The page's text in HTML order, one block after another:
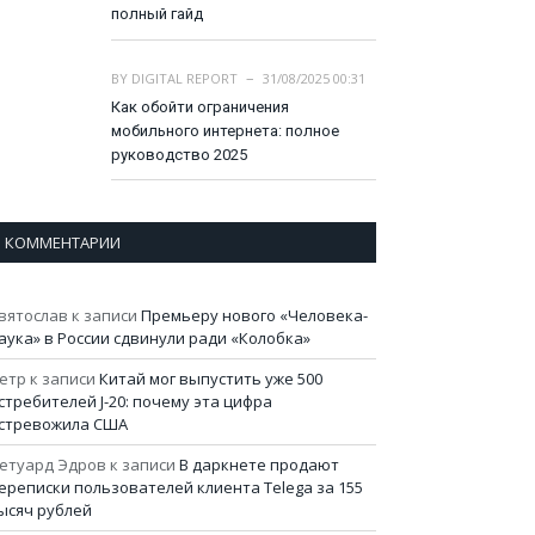
полный гайд
BY DIGITAL REPORT
31/08/2025 00:31
Как обойти ограничения
мобильного интернета: полное
руководство 2025
КОММЕНТАРИИ
к записи Премьеру нового «Человека-
в России сдвинули ради «Колобка»
к записи Китай мог выпустить уже 500
J-20: почему эта цифра
США
Эдров к записи В даркнете продают
пользователей клиента Telega за 155
рублей